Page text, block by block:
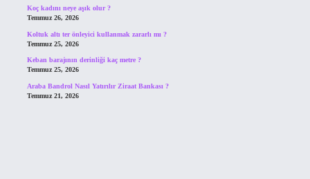
Koç kadını neye aşık olur ?
Temmuz 26, 2026
Koltuk altı ter önleyici kullanmak zararlı mı ?
Temmuz 25, 2026
Keban barajının derinliği kaç metre ?
Temmuz 25, 2026
Araba Bandrol Nasıl Yatırılır Ziraat Bankası ?
Temmuz 21, 2026